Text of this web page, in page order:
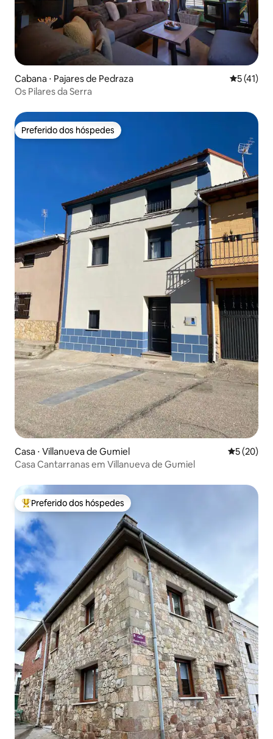
Cabana ⋅ Pajares de Pedraza 5 de uma
5 (41)
Os Pilares da Serra
Preferido dos hóspedes
Preferido dos hóspedes
Casa ⋅ Villanueva de Gumiel 5 de uma
5 (20)
Casa Cantarranas em Villanueva de Gumiel
Entre os melhores preferidos dos hóspedes
Preferido dos hóspedes